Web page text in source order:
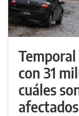
con 31
cuáles
afectados